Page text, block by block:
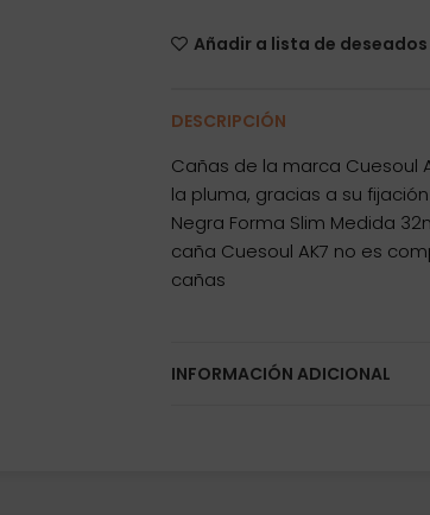
Añadir a lista de deseados
DESCRIPCIÓN
Cañas de la marca Cuesoul
la pluma, gracias a su
Negra Forma Slim Medida
caña Cuesoul AK7 no es
cañas
INFORMACIÓN ADICIONAL